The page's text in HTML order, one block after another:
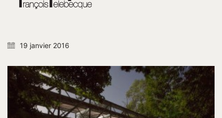
19 janvier 2016